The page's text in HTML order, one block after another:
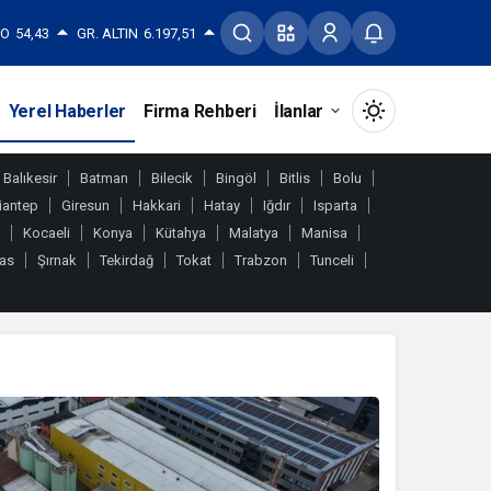
54,43 GR. ALTIN 6.197,51
Yerel Haberler Firma Rehberi İlanlar
Mod
Sistem Modu
Sistem modunu seçin.
Balıkesir Batman Bilecik Bingöl Bitlis
Bolu
Giresun Hakkari Hatay Iğdır
Isparta
Kocaeli
Konya Kütahya Malatya
Manisa
Şırnak Tekirdağ Tokat Trabzon Tunceli